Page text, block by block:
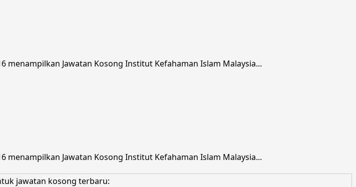
menampilkan Jawatan Kosong Institut Kefahaman Islam Malaysia...
menampilkan Jawatan Kosong Institut Kefahaman Islam Malaysia...
jawatan kosong terbaru: